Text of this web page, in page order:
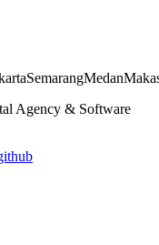
SemarangMedan
Agency & Software